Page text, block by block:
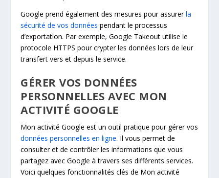
Google prend également des mesures pour assurerla
sécurité de vos données pendant le processus
d’exportation. Par exemple, Google Takeout utilise le
protocole HTTPS pour crypter les données lors de leur
transfert vers et depuis le service.
GÉRER VOS DONNÉES
PERSONNELLES AVEC MON
ACTIVITÉ GOOGLE
Mon activité Google est un outil pratique pour gérer vos
données personnelles en ligne. Il vous permet de
consulter et de contrôler les informations que vous
partagez avec Google à travers ses différents services.
Voici quelques fonctionnalités clés de Mon activité